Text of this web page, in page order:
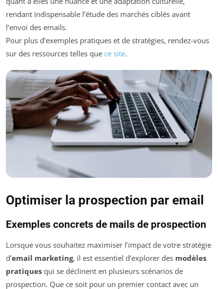
rendant indispensable l’étude des marchés ciblés avant
l’envoi des emails.
Pour plus d’exemples pratiques et de stratégies, rendez-vous
sur des ressources telles que ce site.
Optimiser la prospection par email
Exemples concrets de mails de prospection
Lorsque vous souhaitez maximiser l’impact de votre stratégie
d’email marketing, il est essentiel d’explorer des modèles
pratiques qui se déclinent en plusieurs scénarios de
prospection. Que ce soit pour un premier contact avec un